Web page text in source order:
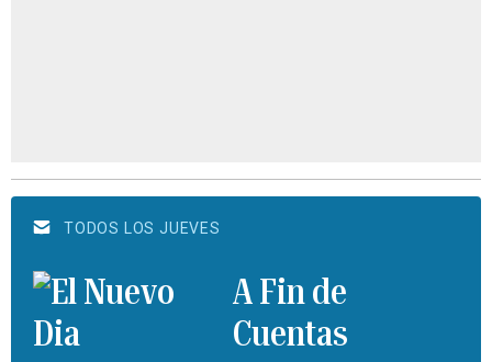
TODOS LOS JUEVES
A Fin de
Cuentas